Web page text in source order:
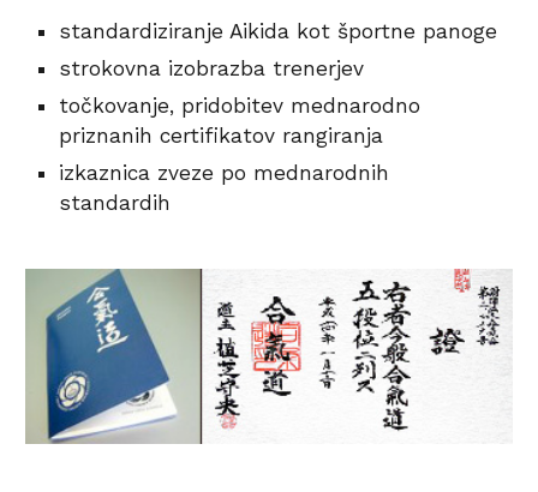
standardiziranje Aikida kot športne panoge
strokovna izobrazba trenerjev
točkovanje, pridobitev mednarodno
priznanih certifikatov rangiranja
izkaznica zveze po mednarodnih
standardih